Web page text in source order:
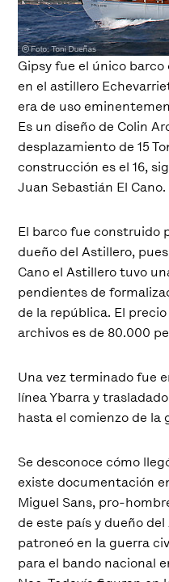
Gipsy fue el único
en el astillero
era de uso
Es un diseño de Colin
desplazamiento de 15
construcción es el 16,
Juan Sebastián El Cano.
El barco fue construido
dueño del Astillero,
Cano el Astillero tuvo
pendientes de
de la república. El
archivos es de 80.000
Una vez terminado fue
línea Ybarra y
hasta el comienzo de la
Se desconoce cómo
existe documentación
Miguel Sans, pro-
de este país y dueño
patroneó en la guerra
para el bando nacional